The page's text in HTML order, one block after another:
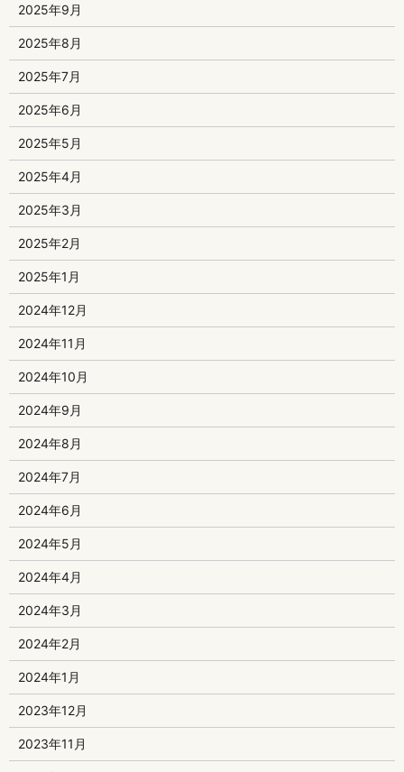
2025年9月
2025年8月
2025年7月
2025年6月
2025年5月
2025年4月
2025年3月
2025年2月
2025年1月
2024年12月
2024年11月
2024年10月
2024年9月
2024年8月
2024年7月
2024年6月
2024年5月
2024年4月
2024年3月
2024年2月
2024年1月
2023年12月
2023年11月